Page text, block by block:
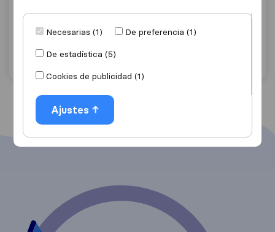
Solicita Presupuestos
Necesarias (1)
De preferencia (1)
De estadística (5)
Cookies de publicidad (1)
Ajustes